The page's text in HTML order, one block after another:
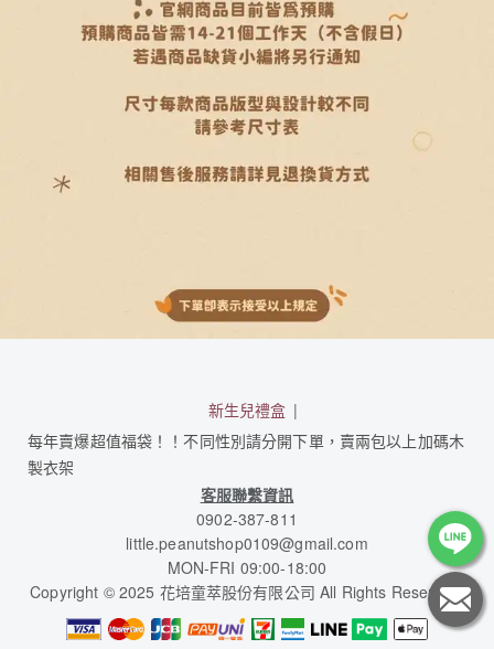
新生兒禮盒
每年賣爆超值福袋！！不同性別請分開下單，賣兩包以上加碼木
製衣架
客服聯繫資訊
0902-387-811
little.peanutshop0109@gmail.com
MON-FRI 09:00-18:00
Copyright © 2025 花培童萃股份有限公司 All Rights Reserved.